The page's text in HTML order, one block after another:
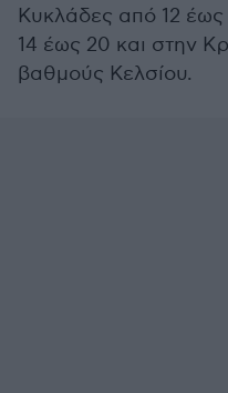
Κυκλάδες από 12
14 έως 20 και στην
βαθμούς Κελσίου.